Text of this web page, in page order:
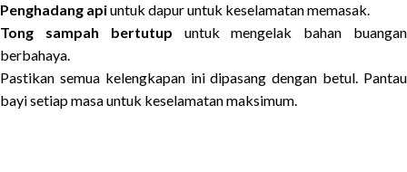
Penghadang apiuntuk dapur untuk keselamatan memasak.
Tong sampah bertutup untuk mengelak bahan buangan
berbahaya.
Pastikan semua kelengkapan ini dipasang dengan betul. Pantau
bayi setiap masa untuk keselamatan maksimum.